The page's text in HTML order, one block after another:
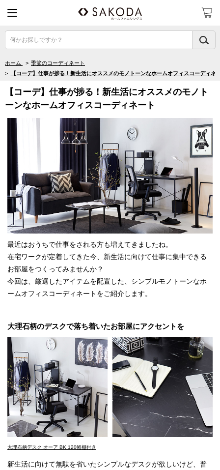
何かお探しですか？
ホーム > 季節のコーディネート
>
【コーデ】仕事が捗る！新生活にオススメのモノトーンなホームオフィスコーディネ
【コーデ】仕事が捗る！新生活にオススメのモノト
ーンなホームオフィスコーディネート
最近はおうちで仕事をされる方も増えてきましたね。
在宅ワークが定着してきた今、新生活に向けて仕事に集中できる
お部屋をつくってみませんか？
今回は、厳選したアイテムを配置した、シンプルモノトーンなホ
ームオフィスコーディネートをご紹介します。
大理石柄のデスクで落ち着いたお部屋にアクセントを
大理石柄デスク オーア BK 120幅棚付き
新生活に向けて無駄を省いたシンプルなデスクが欲しいけど、普